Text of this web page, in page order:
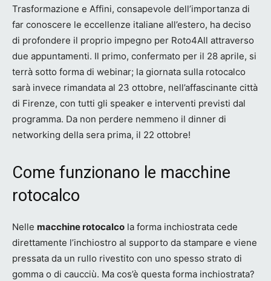
Trasformazione e Affini, consapevole dell’importanza di
far conoscere le eccellenze italiane all’estero, ha deciso
di profondere il proprio impegno per Roto4All attraverso
due appuntamenti. Il primo, confermato per il 28 aprile, si
terrà sotto forma di webinar; la giornata sulla rotocalco
sarà invece rimandata al 23 ottobre, nell’affascinante città
di Firenze, con tutti gli speaker e interventi previsti dal
programma. Da non perdere nemmeno il dinner di
networking della sera prima, il 22 ottobre!
Come funzionano le macchine
rotocalco
Nelle macchine rotocalco la forma inchiostrata cede
direttamente l’inchiostro al supporto da stampare e viene
pressata da un rullo rivestito con uno spesso strato di
gomma o di caucciù. Ma cos’è questa forma inchiostrata?